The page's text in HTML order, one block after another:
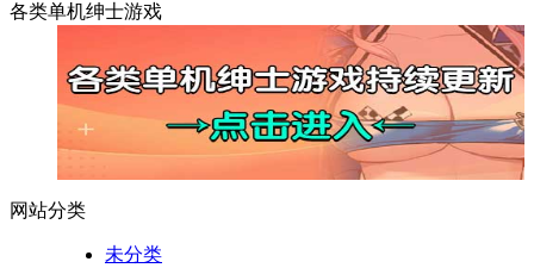
各类单机绅士游戏
网站分类
未分类